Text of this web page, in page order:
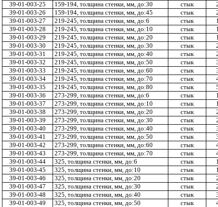
39-01-003-25
159-194, толщина стенки, мм, до:30 стык
39-01-003-26
159-194, толщина стенки, мм, до:45 стык
39-01-003-27
219-245, толщина стенки, мм, до:6 стык
39-01-003-28
219-245, толщина стенки, мм, до:10 стык
39-01-003-29
219-245, толщина стенки, мм, до:20 стык
39-01-003-30
219-245, толщина стенки, мм, до:30 стык
39-01-003-31
219-245, толщина стенки, мм, до:40 стык
39-01-003-32
219-245, толщина стенки, мм, до:50 стык
39-01-003-33
219-245, толщина стенки, мм, до:60 стык
39-01-003-34
219-245, толщина стенки, мм, до:70 стык
39-01-003-35
219-245, толщина стенки, мм, до:80 стык
39-01-003-36
273-299, толщина стенки, мм, до:6 стык
39-01-003-37
273-299, толщина стенки, мм, до:10 стык
39-01-003-38
273-299, толщина стенки, мм, до:20 стык
39-01-003-39
273-299, толщина стенки, мм, до:30 стык
39-01-003-40
273-299, толщина стенки, мм, до:40 стык
39-01-003-41
273-299, толщина стенки, мм, до:50 стык
39-01-003-42
273-299, толщина стенки, мм, до:60 стык
39-01-003-43
273-299, толщина стенки, мм, до:70 стык
39-01-003-44
325, толщина стенки, мм, до:6 стык
39-01-003-45
325, толщина стенки, мм, до:10 стык
39-01-003-46
325, толщина стенки, мм, до:20 стык
39-01-003-47
325, толщина стенки, мм, до:30 стык
39-01-003-48
325, толщина стенки, мм, до:40 стык
39-01-003-49
325, толщина стенки, мм, до:50 стык